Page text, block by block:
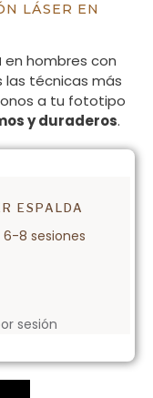
LÁSER EN
en hombres con
las técnicas más
a tu fototipo
y duraderos.
ESPALDA
6-8 sesiones
sesión